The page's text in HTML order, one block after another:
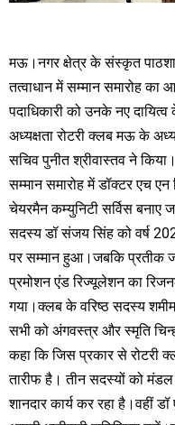
मऊ।नगर क्षेत्र के संस्कृत
तत्वाधान में सम्मान समारोह
पदाधिकारी को उनके नए
अध्यक्षता रोटरी क्लब मऊ के
सचिव पुनीत श्रीवास्तव ने किया।
सम्मान समारोह में डॉक्टर एच
चेयरमैन कम्युनिटी सर्विस बनाए
सदस्य डॉ संजय सिंह को वर्ष
पर सम्मान हुआ।जबकि प्रतीक
प्रमोशन एंड रिज्यूलेशन का
गया।क्लब के वरिष्ठ सदस्य
सभी को अंगवस्त्र और स्मृति
कहा कि जिस प्रकार से रोटरी
तारीफ है। तीन सदस्यों को मंडल
शानदार कार्य कर रहा है।वहीं